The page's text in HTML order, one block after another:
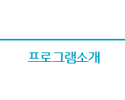
프로그램소개